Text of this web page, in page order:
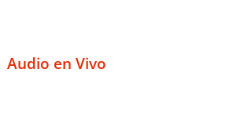
Audio en Vivo